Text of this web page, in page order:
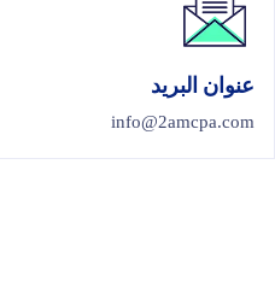
عنوان البريد
info@2amcpa.com